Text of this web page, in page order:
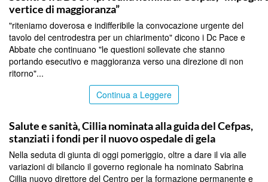
vertice di maggioranza”
"riteniamo doverosa e indifferibile la convocazione urgente del
tavolo del centrodestra per un chiarimento" dicono i Dc Pace e
Abbate che continuano "le questioni sollevate che stanno
portando esecutivo e maggioranza verso una direzione di non
ritorno"...
Continua a Leggere
Salute e sanità, Cillia nominata alla guida del Cefpas,
stanziati i fondi per il nuovo ospedale di gela
Nella seduta di giunta di oggi pomeriggio, oltre a dare il via alle
variazioni di bilancio il governo regionale ha nominato Sabrina
Cillia nuovo direttore del Centro per la formazione permanente e